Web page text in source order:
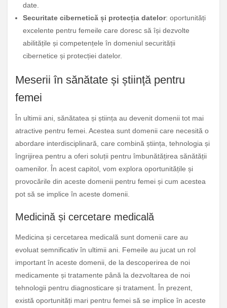
date.
Securitate cibernetică și protecția datelor: oportunități
excelente pentru femeile care doresc să își dezvolte
abilitățile și competențele în domeniul securității
cibernetice și protecției datelor.
Meserii în sănătate și știință pentru
femei
În ultimii ani, sănătatea și știința au devenit domenii tot mai
atractive pentru femei. Acestea sunt domenii care necesită o
abordare interdisciplinară, care combină știința, tehnologia și
îngrijirea pentru a oferi soluții pentru îmbunătățirea sănătății
oamenilor. În acest capitol, vom explora oportunitățile și
provocările din aceste domenii pentru femei și cum acestea
pot să se implice în aceste domenii.
Medicină și cercetare medicală
Medicina și cercetarea medicală sunt domenii care au
evoluat semnificativ în ultimii ani. Femeile au jucat un rol
important în aceste domenii, de la descoperirea de noi
medicamente și tratamente până la dezvoltarea de noi
tehnologii pentru diagnosticare și tratament. În prezent,
există oportunități mari pentru femei să se implice în aceste